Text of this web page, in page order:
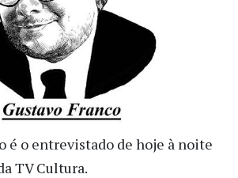
é o entrevistado de hoje à noite
TV Cultura.